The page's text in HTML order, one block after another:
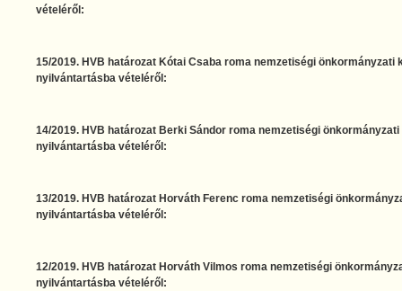
vételéről:
15/2019. HVB határozat Kótai Csaba roma nemzetiségi önkormányzati
nyilvántartásba vételéről:
14/2019. HVB határozat Berki Sándor roma nemzetiségi
nyilvántartásba vételéről:
13/2019. HVB határozat Horváth Ferenc roma nemzetiségi
nyilvántartásba vételéről:
12/2019. HVB határozat Horváth Vilmos roma nemzetiségi
nyilvántartásba vételéről: